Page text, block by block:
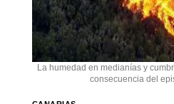
La humedad en medianías y
consecuencia del